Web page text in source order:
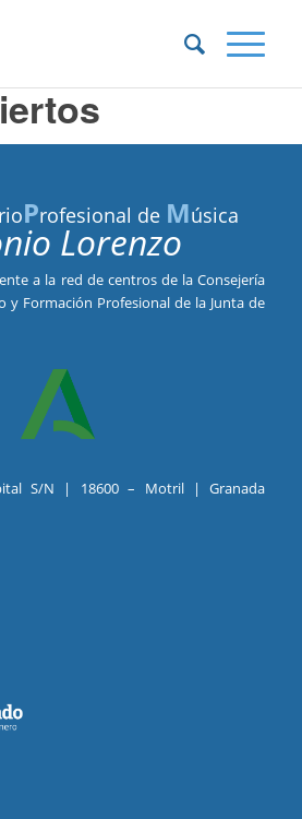
Profesional de Música
Lorenzo
a la red de centros de la Consejería
y Formación Profesional de la Junta de
S/N | 18600 – Motril | Granada